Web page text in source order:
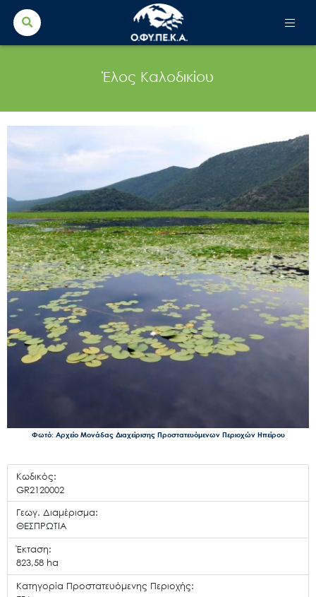
Search
for:
Έλος Καλοδικίου
Φωτό: Αρχείο Μονάδας Διαχείρισης Προστατευόμενων Περιοχών Ηπείρου
Κωδικός:
GR2120002
Γεωγ. Διαμέρισμα:
ΘΕΣΠΡΩΤΙΑ
Έκταση:
823,58 ha
Κατηγορία Προστατευόμενης Περιοχής: